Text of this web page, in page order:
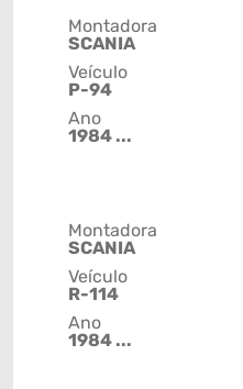
Montadora
SCANIA
Veículo
P-94
Ano
1984 ...
Montadora
SCANIA
Veículo
R-114
Ano
1984 ...